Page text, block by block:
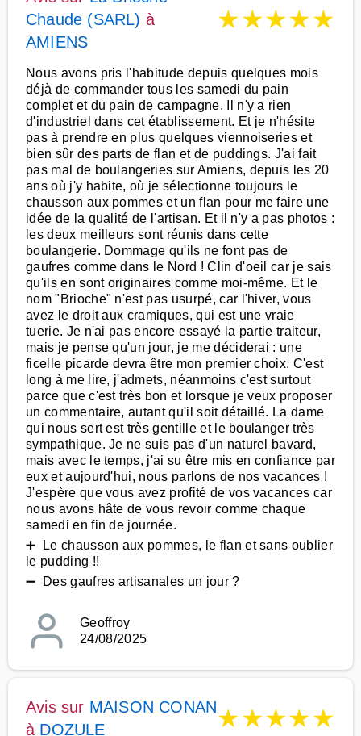
Chaude (SARL) à
AMIENS
★★★★★
Nous avons pris l'habitude depuis quelques mois
déjà de commander tous les samedi du pain
complet et du pain de campagne. Il n'y a rien
d'industriel dans cet établissement. Et je n'hésite
pas à prendre en plus quelques viennoiseries et
bien sûr des parts de flan et de puddings. J'ai fait
pas mal de boulangeries sur Amiens, depuis les 20
ans où j'y habite, où je sélectionne toujours le
chausson aux pommes et un flan pour me faire une
idée de la qualité de l'artisan. Et il n'y a pas photos :
les deux meilleurs sont réunis dans cette
boulangerie. Dommage qu'ils ne font pas de
gaufres comme dans le Nord ! Clin d'oeil car je sais
qu'ils en sont originaires comme moi-même. Et le
nom "Brioche" n'est pas usurpé, car l'hiver, vous
avez le droit aux cramiques, qui est une vraie
tuerie. Je n'ai pas encore essayé la partie traiteur,
mais je pense qu'un jour, je me déciderai : une
ficelle picarde devra être mon premier choix. C'est
long à me lire, j'admets, néanmoins c'est surtout
parce que c'est très bon et lorsque je veux proposer
un commentaire, autant qu'il soit détaillé. La dame
qui nous sert est très gentille et le boulanger très
sympathique. Je ne suis pas d'un naturel bavard,
mais avec le temps, j'ai su être mis en confiance par
eux et aujourd'hui, nous parlons de nos vacances !
J'espère que vous avez profité de vos vacances car
nous avons hâte de vous revoir comme chaque
samedi en fin de journée.
➕ Le chausson aux pommes, le flan et sans oublier
le pudding !!
➖ Des gaufres artisanales un jour ?
Geoffroy
24/08/2025
Avis sur MAISON CONAN
à DOZULE ★★★★★